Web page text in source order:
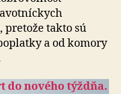
pretože takto sú
a od komory
do nového týždňa.